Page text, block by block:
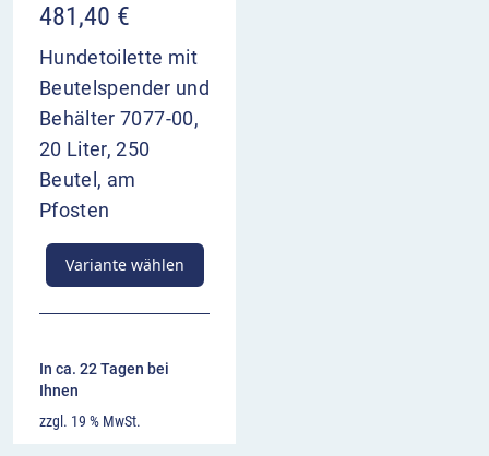
481,40 €
Hundetoilette mit
Beutelspender und
Behälter 7077-00,
20 Liter, 250
Beutel, am
Pfosten
Variante wählen
In ca. 22 Tagen bei
Ihnen
zzgl. 19 % MwSt.